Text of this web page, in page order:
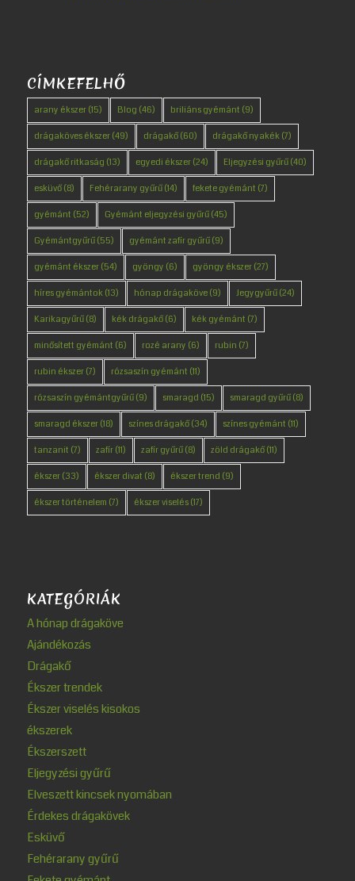
CÍMKEFELHŐ
arany ékszer(15) Blog (46) briliáns gyémánt (9)
drágaköves ékszer(49) drágakő(60) drágakő nyakék(7)
drágakő ritkaság (13) egyedi ékszer(24) Eljegyzési gyűrű(40)
esküvő(8) Fehérarany gyűrű(14) fekete gyémánt (7)
gyémánt (52) Gyémánt eljegyzési gyűrű(45)
Gyémántgyűrű(55) gyémánt zafír gyűrű(9)
gyémánt ékszer(54) gyöngy (6) gyöngy ékszer(27)
híres gyémántok(13) hónap drágaköve(9) Jegygyűrű(24)
Karikagyűrű(8) kék drágakő(6) kék gyémánt (7)
minősített gyémánt (6) rozé arany (6) rubin (7)
rubin ékszer(7) rózsaszín gyémánt (11)
rózsaszín gyémántgyűrű(9) smaragd (15) smaragd gyűrű(8)
smaragd ékszer(18) színes drágakő(34) színes gyémánt (11)
tanzanit (7) zafír(11) zafír gyűrű(8) zöld drágakő(11)
ékszer(33) ékszer divat (8) ékszer trend (9)
ékszer történelem (7) ékszer viselés(17)
KATEGÓRIÁK
A hónap drágaköve
Ajándékozás
Drágakő
Ékszer trendek
Ékszer viselés kisokos
ékszerek
Ékszerszett
Eljegyzési gyűrű
Elveszett kincsek nyomában
Érdekes drágakövek
Esküvő
Fehérarany gyűrű